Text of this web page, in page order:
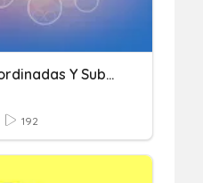
Oraciones Coordinadas Y Subordinadas
192